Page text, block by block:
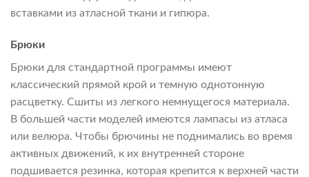
вставками из атласной ткани и гипюра.
Брюки
Брюки для стандартной программы имеют
классический прямой крой и темную однотонную
расцветку. Сшиты из легкого немнущегося материала.
В большей части моделей имеются лампасы из атласа
или велюра. Чтобы брючины не поднимались во время
активных движений, к их внутренней стороне
подшивается резинка, которая крепится к верхней части